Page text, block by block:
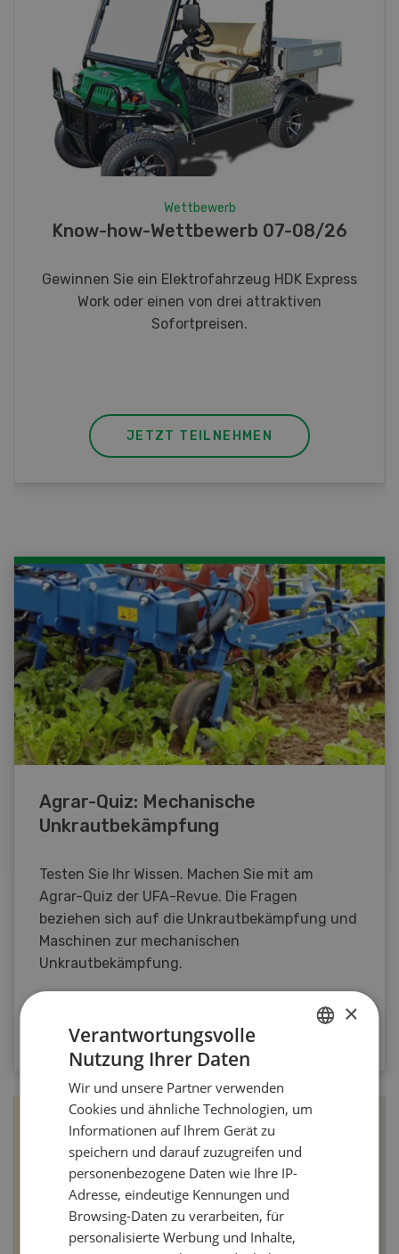
Fotorätsel 07-08/26
Gewinnen Sie eines von fünf LANDI
Taschenmessern
JETZT TEILNEHMEN
Agrar-Quiz: Mechanische
Unkrautbekämpfung
Testen Sie Ihr Wissen. Machen Sie mit am
Agrar-Quiz der UFA-Revue. Die Fragen
beziehen sich auf die Unkrautbekämpfung und
Maschinen zur mechanischen
Unkrautbekämpfung.
×
Verantwortungsvolle
Nutzung Ihrer Daten
Wir und unsere Partner verwenden
Cookies und ähnliche Technologien, um
Informationen auf Ihrem Gerät zu
speichern und darauf zuzugreifen und
personenbezogene Daten wie Ihre IP-
Adresse, eindeutige Kennungen und
Browsing-Daten zu verarbeiten, für
personalisierte Werbung und Inhalte,